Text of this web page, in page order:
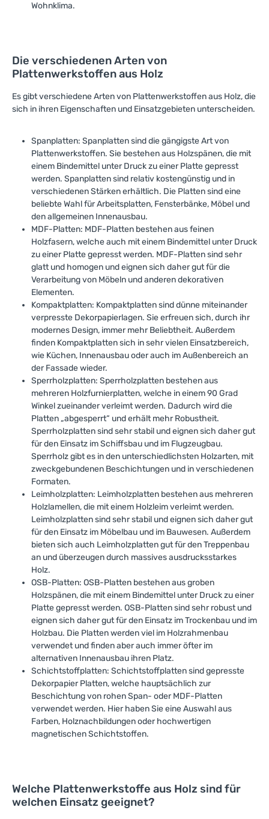
Wohnklima.
Die verschiedenen Arten von
Plattenwerkstoffen aus Holz
Es gibt verschiedene Arten von Plattenwerkstoffen aus Holz, die
sich in ihren Eigenschaften und Einsatzgebieten unterscheiden.
Spanplatten: Spanplatten sind die gängigste Art von
Plattenwerkstoffen. Sie bestehen aus Holzspänen, die mit
einem Bindemittel unter Druck zu einer Platte gepresst
werden. Spanplatten sind relativ kostengünstig und in
verschiedenen Stärken erhältlich. Die Platten sind eine
beliebte Wahl für Arbeitsplatten, Fensterbänke, Möbel und
den allgemeinen Innenausbau.
MDF-Platten: MDF-Platten bestehen aus feinen
Holzfasern, welche auch mit einem Bindemittel unter Druck
zu einer Platte gepresst werden. MDF-Platten sind sehr
glatt und homogen und eignen sich daher gut für die
Verarbeitung von Möbeln und anderen dekorativen
Elementen.
Kompaktplatten: Kompaktplatten sind dünne miteinander
verpresste Dekorpapierlagen. Sie erfreuen sich, durch ihr
modernes Design, immer mehr Beliebtheit. Außerdem
finden Kompaktplatten sich in sehr vielen Einsatzbereich,
wie Küchen, Innenausbau oder auch im Außenbereich an
der Fassade wieder.
Sperrholzplatten: Sperrholzplatten bestehen aus
mehreren Holzfurnierplatten, welche in einem 90 Grad
Winkel zueinander verleimt werden. Dadurch wird die
Platten „abgesperrt“ und erhält mehr Robustheit.
Sperrholzplatten sind sehr stabil und eignen sich daher gut
für den Einsatz im Schiffsbau und im Flugzeugbau.
Sperrholz gibt es in den unterschiedlichsten Holzarten, mit
zweckgebundenen Beschichtungen und in verschiedenen
Formaten.
Leimholzplatten: Leimholzplatten bestehen aus mehreren
Holzlamellen, die mit einem Holzleim verleimt werden.
Leimholzplatten sind sehr stabil und eignen sich daher gut
für den Einsatz im Möbelbau und im Bauwesen. Außerdem
bieten sich auch Leimholzplatten gut für den Treppenbau
an und überzeugen durch massives ausdrucksstarkes
Holz.
OSB-Platten: OSB-Platten bestehen aus groben
Holzspänen, die mit einem Bindemittel unter Druck zu einer
Platte gepresst werden. OSB-Platten sind sehr robust und
eignen sich daher gut für den Einsatz im Trockenbau und im
Holzbau. Die Platten werden viel im Holzrahmenbau
verwendet und finden aber auch immer öfter im
alternativen Innenausbau ihren Platz.
Schichtstoffplatten: Schichtstoffplatten sind gepresste
Dekorpapier Platten, welche hauptsächlich zur
Beschichtung von rohen Span- oder MDF-Platten
verwendet werden. Hier haben Sie eine Auswahl aus
Farben, Holznachbildungen oder hochwertigen
magnetischen Schichtstoffen.
Welche Plattenwerkstoffe aus Holz sind für
welchen Einsatz geeignet?